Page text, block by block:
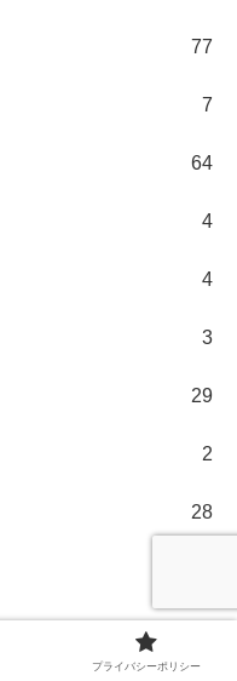
77
7
64
4
4
3
29
2
28
プライバシーポリシー